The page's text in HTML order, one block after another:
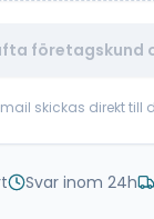
företagskund
skickas direkt till
Svar inom 24h